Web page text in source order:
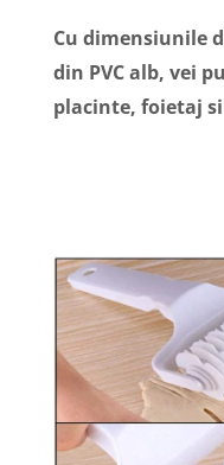
Cu dimensiunile
din PVC alb, vei
placinte, foietaj